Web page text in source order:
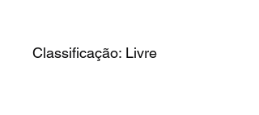
Classificação: Livre